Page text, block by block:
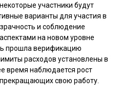
участники будут
варианты для участия в
и соблюдение
на новом уровне
прошла верификацию
расходов установлены в
время наблюдается рост
свою работу.